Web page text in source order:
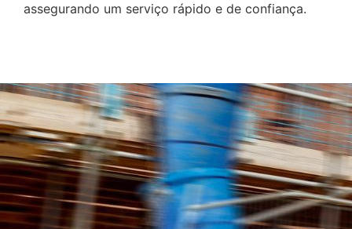
assegurando um serviço rápido e de confiança.